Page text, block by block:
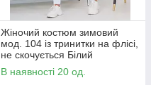
Жіночий костюм зимовий
мод. 104 із тринитки на флісі,
не скочується Білий
В наявності 20 од.